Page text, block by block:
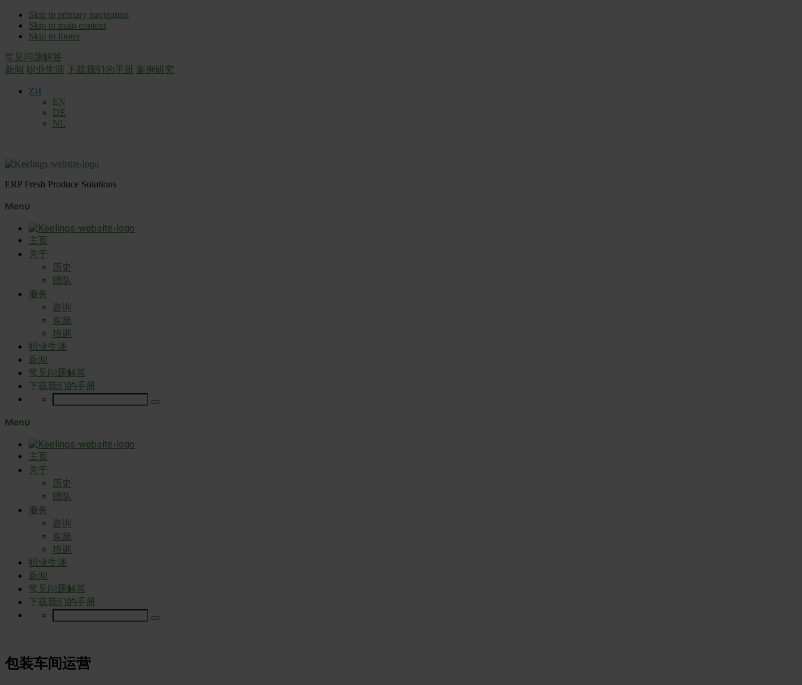
Skip to primary navigation
Skip to main content
Skip to footer
常见问题解答
新闻 职业生涯 下载我们的手册 案例研究
ZH
EN
DE
NL
ERP Fresh Produce Solutions
Menu
主页
关于
历史
团队
服务
咨询
实施
培训
职业生涯
新闻
常见问题解答
下载我们的手册
Menu
主页
关于
历史
团队
服务
咨询
实施
培训
职业生涯
新闻
常见问题解答
下载我们的手册
包装车间运营